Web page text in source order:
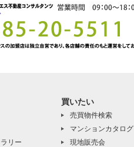
リー
買いたい
売買物件検索
マンションカタログ
現地販売会